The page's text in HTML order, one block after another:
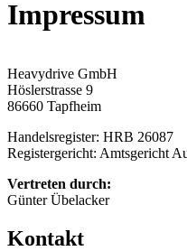
Impressum
Heavydrive GmbH
Höslerstrasse 9
86660 Tapfheim
Handelsregister: HRB 26087
Registergericht: Amtsgericht
Vertreten durch:
Günter Übelacker
Kontakt